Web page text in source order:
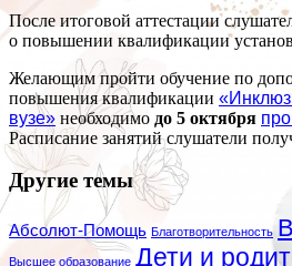
После итоговой аттестации
о повышении квалификации
Желающим пройти обучение по
повышения квалификации
вузе» необходимо до 5 октября
Расписание занятий слушатели
Другие темы
Абсолют-Помощь Благотворительность
Высшее образование Дети и